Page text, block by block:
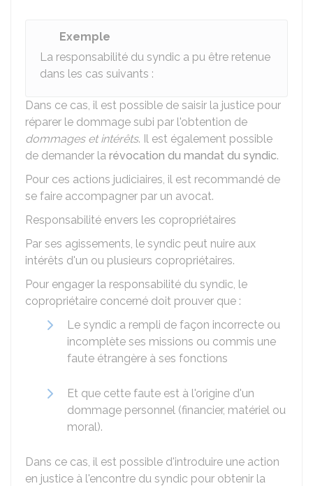
Exemple
La responsabilité du syndic a pu être retenue
dans les cas suivants :
Dans ce cas, il est possible de saisir la justice pour
réparer le dommage subi par l'obtention de
dommages et intérêts. Il est également possible
de demander la révocation du mandat du syndic.
Pour ces actions judiciaires, il est recommandé de
se faire accompagner par un avocat.
Responsabilité envers les copropriétaires
Par ses agissements, le syndic peut nuire aux
intérêts d'un ou plusieurs copropriétaires.
Pour engager la responsabilité du syndic, le
copropriétaire concerné doit prouver que :
Le syndic a rempli de façon incorrecte ou
incomplète ses missions ou commis une
faute étrangère à ses fonctions
Et que cette faute est à l'origine d'un
dommage personnel (financier, matériel ou
moral).
Dans ce cas, il est possible d'introduire une action
en justice à l'encontre du syndic pour obtenir la